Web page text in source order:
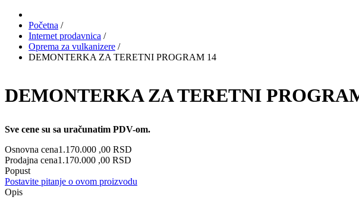
Početna /
Internet prodavnica /
Oprema za vulkanizere /
DEMONTERKA ZA TERETNI PROGRAM 14
DEMONTERKA ZA TERETNI
Sve cene su sa uračunatim PDV-om.
Osnovna cena1.170.000 ,00 RSD
Prodajna cena1.170.000 ,00 RSD
Popust
Postavite pitanje o ovom proizvodu
Opis